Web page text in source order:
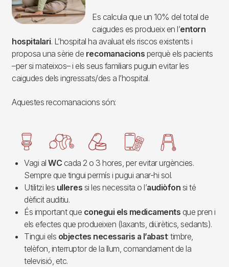
Es calcula que un 10% del total de
caigudes es produeix en l’entorn
hospitalari. L’hospital ha avaluat els riscos existents i
proposa una sèrie de recomanacions perquè els pacients
–per si mateixos– i els seus familiars puguin evitar les
caigudes dels ingressats/des a l’hospital.
Aquestes recomanacions són:
Imagen
Vagi al WC cada 2 o 3 hores, per evitar urgències.
Sempre que tingui permís i pugui anar-hi sol.
Utilitzi les ulleres si les necessita o l’audiòfon si té
dèficit auditiu.
És important que conegui els medicaments que pren i
els efectes que produeixen (laxants, diürètics, sedants).
Tingui els objectes necessaris a l’abast: timbre,
telèfon, interruptor de la llum, comandament de la
televisió, etc.